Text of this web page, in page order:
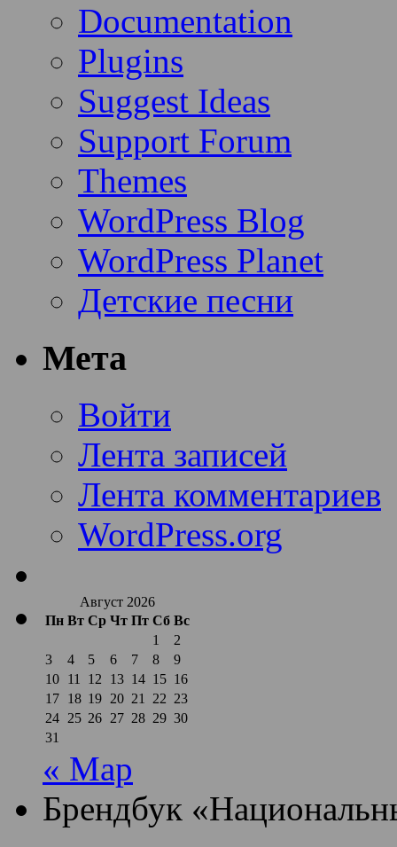
Documentation
Plugins
Suggest Ideas
Support Forum
Themes
WordPress Blog
WordPress Planet
Детские песни
Мета
Войти
Лента записей
Лента комментариев
WordPress.org
Август 2026
Пн Вт Ср Чт Пт Сб Вс
1
2
3
4 5 6 7 8
9
10 11 12 13 14 15 16
17 18 19 20 21 22 23
24 25 26 27 28 29 30
31
« Мар
Брендбук